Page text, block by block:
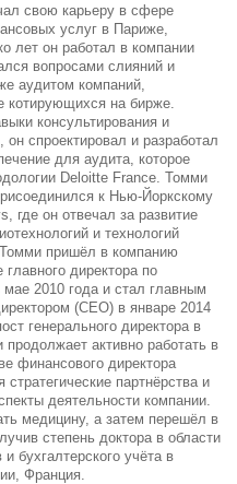
свою карьеру в сфере
услуг в Париже,
лет он работал в компании
вопросами слияний и
аудитом компаний,
котирующихся на бирже.
консультирования и
он спроектировал и разработал
для аудита, которое
Deloitte France. Томми
к Нью-Йоркскому
где он отвечал за развитие
и технологий
пришёл в компанию
главного директора по
мае 2010 года и стал главным
(CEO) в январе 2014
генерального директора в
продолжает активно работать в
финансового директора
стратегические партнёрства и
деятельности компании.
медицину, а затем перешёл в
степень доктора в области
бухгалтерского учёта в
Франция.